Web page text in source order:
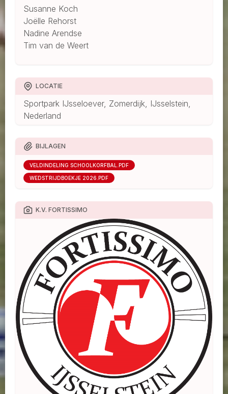
Susanne Koch
Joëlle Rehorst
Nadine Arendse
Tim van de Weert
LOCATIE
Sportpark IJsseloever, Zomerdijk, IJsselstein,
Nederland
BIJLAGEN
VELDINDELING SCHOOLKORFBAL.PDF
WEDSTRIJDBOEKJE 2026.PDF
K.V. FORTISSIMO